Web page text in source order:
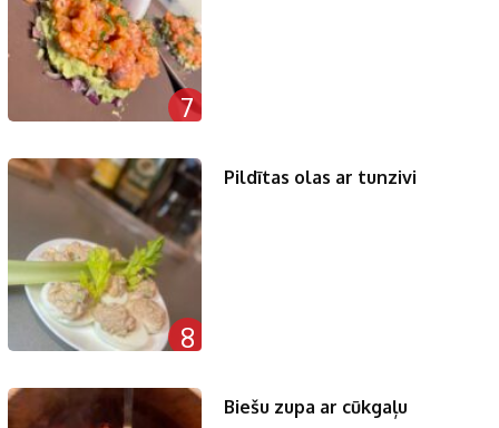
7
8
Pildītas olas ar tunzivi
Biešu zupa ar cūkgaļu